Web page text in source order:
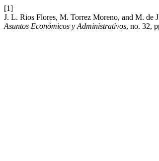
[1]
J. L. Rios Flores, M. Torrez Moreno, and M. de
Asuntos Económicos y Administrativos, no. 32,